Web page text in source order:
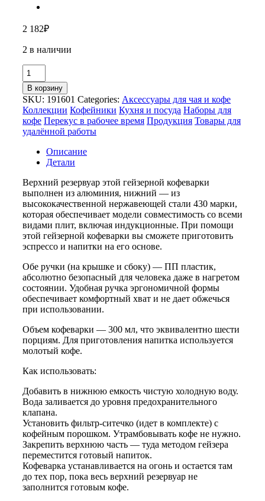
2 182₽
2 в наличии
Количество
товара
Гейзерная
кофеварка
«Arabica»,
300
мл
В корзину
SKU: 191601 Categories: Аксессуары для чая и кофе
Коллекции Кофейники Кухня и посуда Наборы для
кофе Перекус в рабочее время Продукция Товары для
удалённой работы
Описание
Детали
Верхний резервуар этой гейзерной кофеварки
выполнен из алюминия, нижний — из
высококачественной нержавеющей стали 430 марки,
которая обеспечивает модели совместимость со всеми
видами плит, включая индукционные. При помощи
этой гейзерной кофеварки вы сможете приготовить
эспрессо и напитки на его основе.
Обе ручки (на крышке и сбоку) — ПП пластик,
абсолютно безопасный для человека даже в нагретом
состоянии. Удобная ручка эргономичной формы
обеспечивает комфортный хват и не дает обжечься
при использовании.
Объем кофеварки — 300 мл, что эквивалентно шести
порциям. Для приготовления напитка используется
молотый кофе.
Как использовать:
Добавить в нижнюю емкость чистую холодную воду.
Вода заливается до уровня предохранительного
клапана.
Установить фильтр-ситечко (идет в комплекте) с
кофейным порошком. Утрамбовывать кофе не нужно.
Закрепить верхнюю часть — туда методом гейзера
переместится готовый напиток.
Кофеварка устанавливается на огонь и остается там
до тех пор, пока весь верхний резервуар не
заполнится готовым кофе.